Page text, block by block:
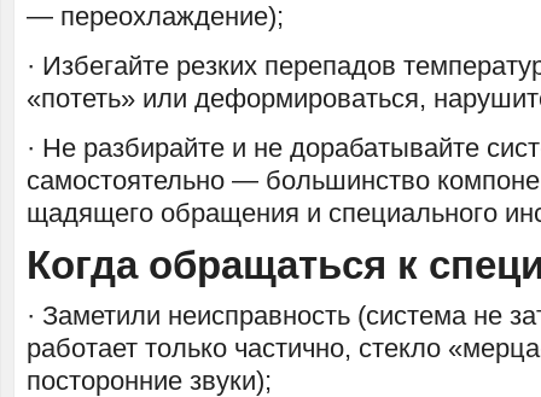
— переохлаждение);
· Избегайте резких перепадов
«потеть» или деформироваться,
· Не разбирайте и не дорабатывайте
самостоятельно — большинство
щадящего обращения и специального
Когда обращаться к
· Заметили неисправность (система не
работает только частично, стекло
посторонние звуки);